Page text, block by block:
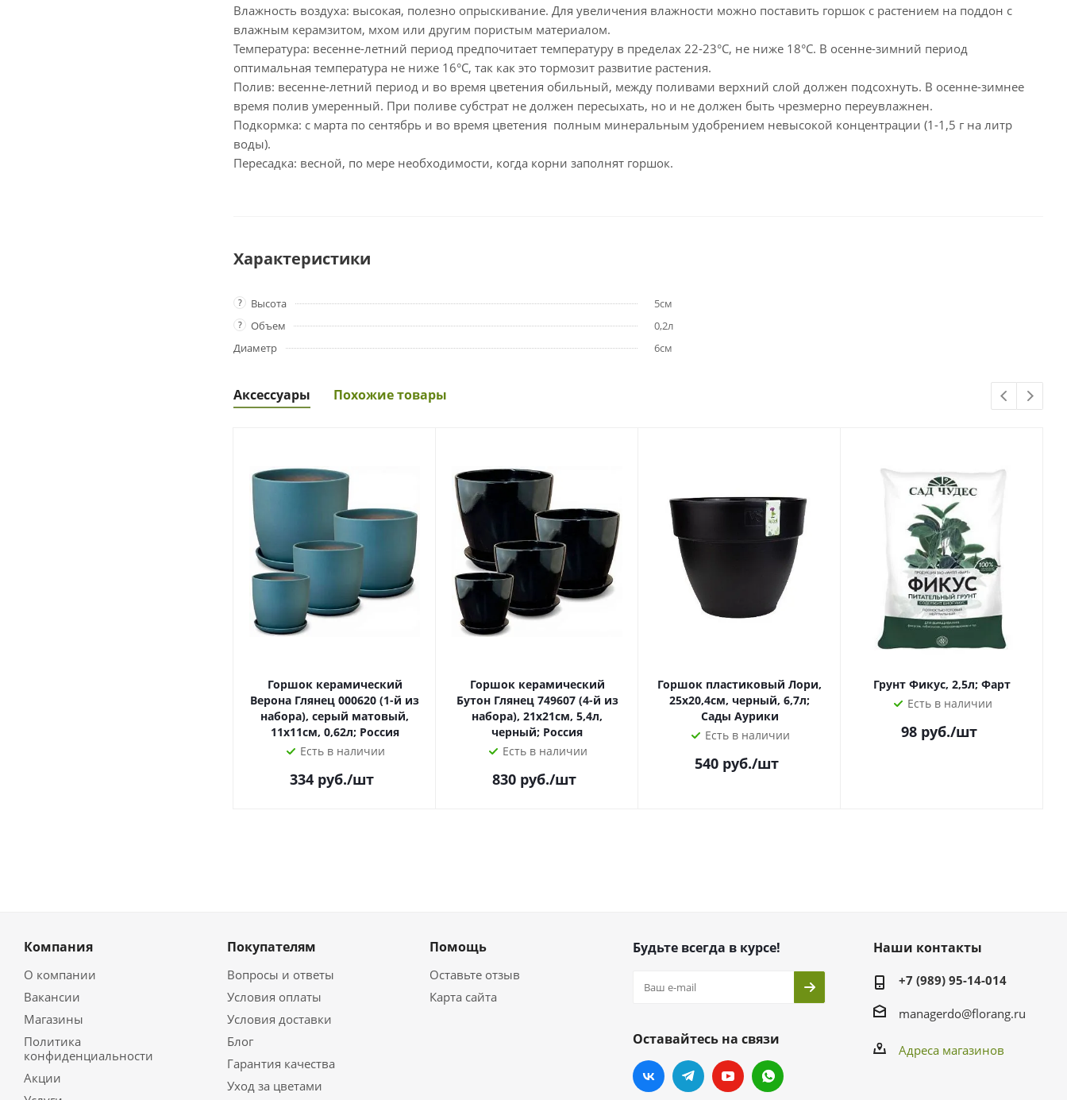
Влажность воздуха: высокая, полезно опрыскивание. Для увеличения влажности можно поставить горшок с растением на поддон с
влажным керамзитом, мхом или другим пористым материалом.
Температура: весенне-летний период предпочитает температуру в пределах 22-23°C, не ниже 18°C. В осенне-зимний период
оптимальная температура не ниже 16°C, так как это тормозит развитие растения.
Полив: весенне-летний период и во время цветения обильный, между поливами верхний слой должен подсохнуть. В осенне-зимнее
время полив умеренный. При поливе субстрат не должен пересыхать, но и не должен быть чрезмерно переувлажнен.
Подкормка: с марта по сентябрь и во время цветения полным минеральным удобрением невысокой концентрации (1-1,5 г на литр
воды).
Пересадка: весной, по мере необходимости, когда корни заполнят горшок.
Характеристики
? Высота 5см
? Объем
0,2л
Диаметр
6см
Аксессуары Похожие товары
Горшок керамический
Верона Глянец 000620 (1-й из
набора), серый матовый,
11х11см, 0,62л; Россия
Есть в наличии
334 руб./шт
Горшок керамический
Бутон Глянец 749607 (4-й из
набора), 21х21см, 5,4л,
черный; Россия
Есть в наличии
830 руб./шт
Горшок пластиковый Лори,
25х20,4см, черный, 6,7л;
Сады Аурики
Есть в наличии
540 руб./шт
Грунт Фикус, 2,5л; Фарт
Есть в наличии
98 руб./шт
Компания
О компании
Вакансии
Магазины
Политика
конфиденциальности
Акции
Покупателям
Вопросы и ответы
Условия оплаты
Условия доставки
Блог
Гарантия качества
Уход за цветами
Помощь
Оставьте отзыв
Карта сайта
Будьте всегда в курсе!
Оставайтесь на связи
Наши контакты
+7 (989) 95-14-014
managerdo@florang.ru
Адреса магазинов